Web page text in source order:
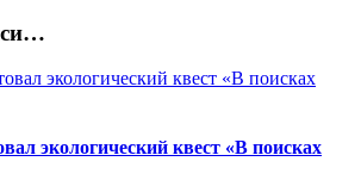
экологический квест «В поисках